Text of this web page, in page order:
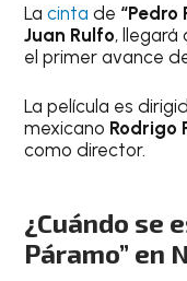
Lacintade “Pedro
Juan Rulfo, llegará
el primer avance
La película es
mexicano Rodrigo
como director.
¿Cuándo se
Páramo” en